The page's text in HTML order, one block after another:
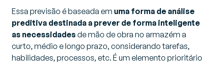
Essa previsão é baseada em uma forma de análise
preditiva destinada a prever de forma inteligente
as necessidadesde mão de obra no armazém a
curto, médio e longo prazo, considerando tarefas,
habilidades, processos, etc. É um elemento prioritário